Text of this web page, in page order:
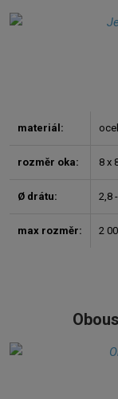
materiál:
rozměr oka: 8 x
Ø drátu: 2,8
max rozměr: 2